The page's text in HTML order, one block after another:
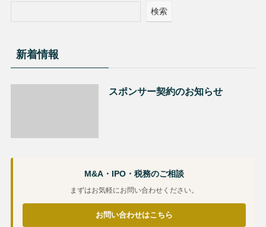
検索
新着情報
スポンサー契約のお知らせ
M&A・IPO・税務のご相談
まずはお気軽にお問い合わせください。
お問い合わせはこちら